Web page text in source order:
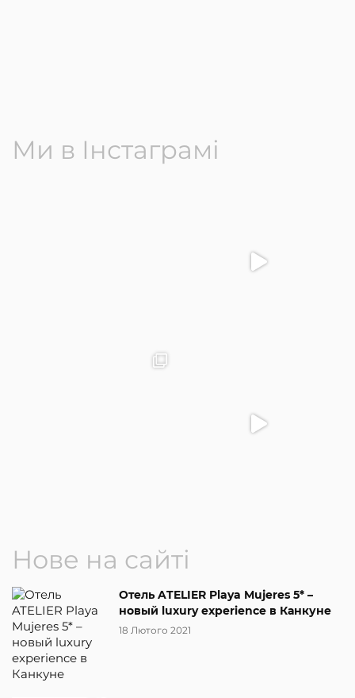
Нове на сайті
Отель ATELIER Playa Mujeres 5* –
новый luxury experience в Канкуне
18 Лютого 2021
Ми в Інстаграмі